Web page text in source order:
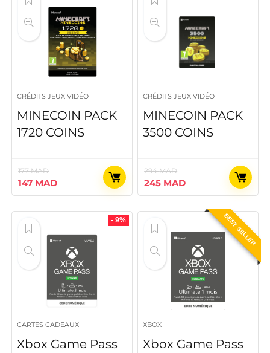
CRÉDITS JEUX VIDÉO
MINECOIN PACK
1720 COINS
177MAD
Le
prix
177 MAD.
147 MADLe
prix
CRÉDITS JEUX VIDÉO
MINECOIN PACK
3500 COINS
294MAD
Le
prix
294 MAD.
245 MADLe
prix
actuel
245 MAD.
- 9%
CARTES CADEAUX
Xbox Game Pass
BEST SELLER
XBOX
Xbox Game Pass